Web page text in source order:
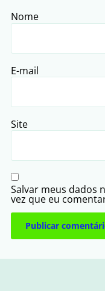
Nome
E-mail
Site
Salvar meus dados
vez que eu